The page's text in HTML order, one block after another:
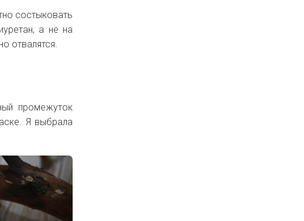
состыковать
а не на
отвалятся.
промежуток
Я выбрала